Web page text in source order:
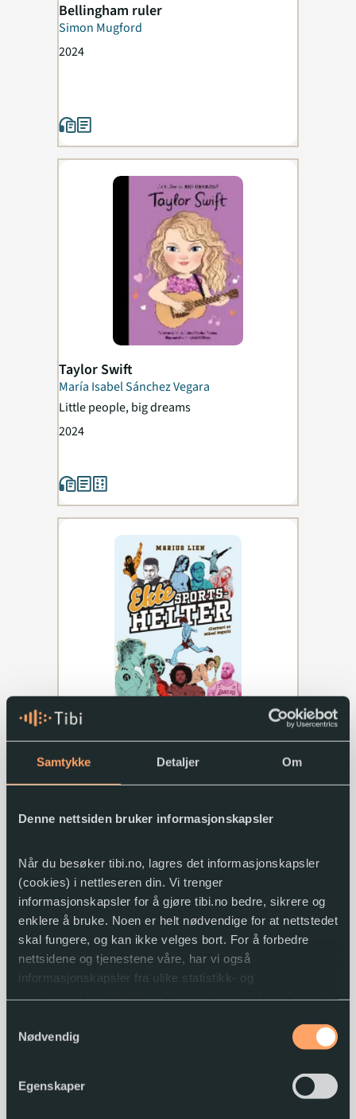
Samtykke Detaljer Om
Denne nettsiden bruker informasjonskapsler
Når du besøker tibi.no, lagres det informasjonskapsler
(cookies) i nettleseren din. Vi trenger
informasjonskapsler for å gjøre tibi.no bedre, sikrere og
enklere å bruke. Noen er helt nødvendige for at nettstedet
skal fungere, og kan ikke velges bort. For å forbedre
nettsidene og tjenestene våre, har vi også
informasjonskapsler fra ulike statistikk- og
Nødvendig
Egenskaper
Bellingham ruler
Simon Mugford
2024
Taylor Swift
María Isabel Sánchez Vegara
Little people, big dreams
2024
Ekte sportshelter : 50 historier om 50
idrettsstjerner (som ikke go...
Marius Lien
2024
Martin Ødegaard : geniet på